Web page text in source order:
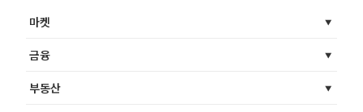
마켓
금융
부동산